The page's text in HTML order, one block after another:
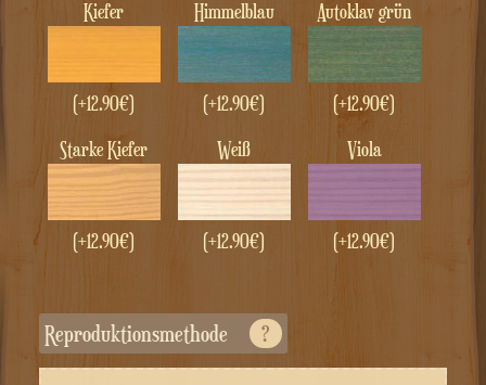
Kiefer
(+12.90€)
Himmelblau
(+12.90€)
Autoklav grün
(+12.90€)
Starke Kiefer
(+12.90€)
Weiß
(+12.90€)
Viola
(+12.90€)
Reproduktionsmethode ?